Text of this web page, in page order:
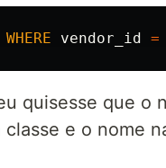
WHERE vendor_id =
quisesse que o
e o nome